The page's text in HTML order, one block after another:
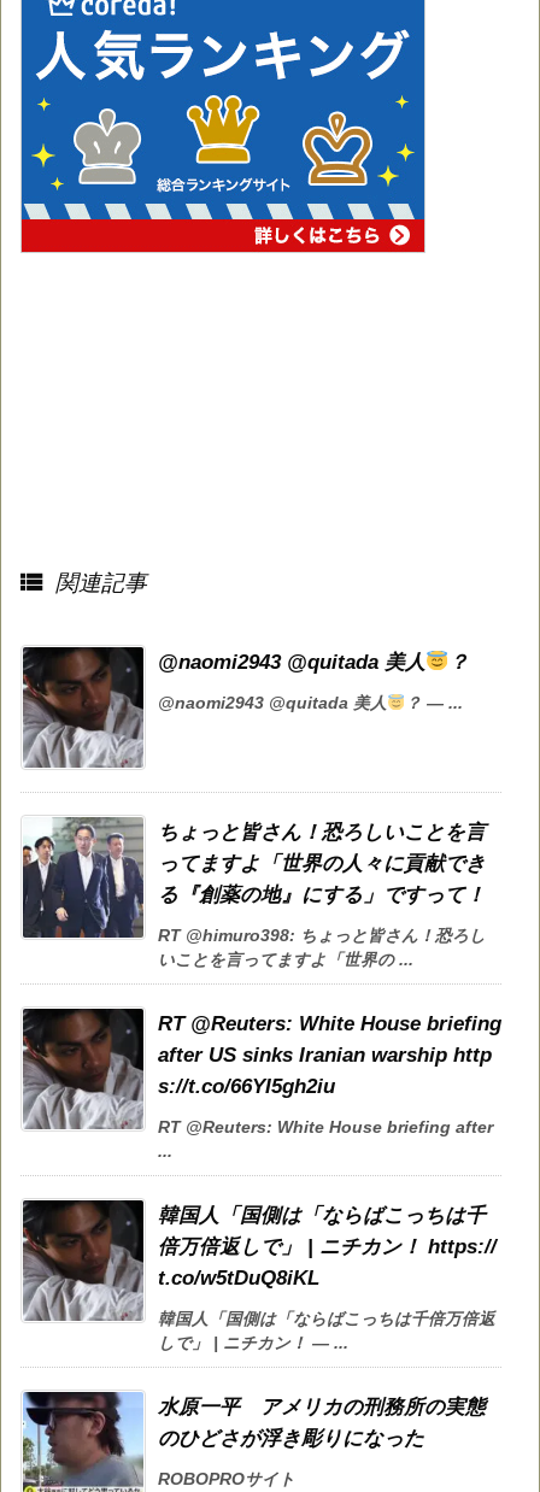
 関連記事
@naomi2943 @quitada 美人 ？
@naomi2943 @quitada 美人 ？ — ...
ちょっと皆さん！恐ろしいことを言
ってますよ「世界の人々に貢献でき
る『創薬の地』にする」ですって！
RT @himuro398: ちょっと皆さん！恐ろし
いことを言ってますよ「世界の ...
RT @Reuters: White House briefing
after US sinks Iranian warship http
s://t.co/66YI5gh2iu
RT @Reuters: White House briefing after
...
韓国人「国側は「ならばこっちは千
倍万倍返しで」 | ニチカン！ https://
t.co/w5tDuQ8iKL
韓国人「国側は「ならばこっちは千倍万倍返
しで」 | ニチカン！ — ...
水原一平 アメリカの刑務所の実態
のひどさが浮き彫りになった
ROBOPROサイト